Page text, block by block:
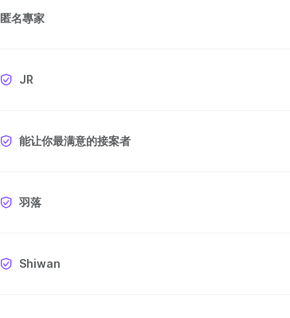
匿名專家
JR
能让你最满意的接案者
羽落
Shiwan